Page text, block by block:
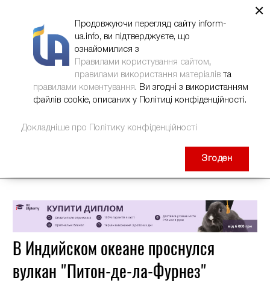
В Индийском океане проснулся
вулкан "Питон-де-ла-Фурнез"
×
Продовжуючи перегляд сайту inform-
ua.info, ви підтверджуєте, що
ознайомилися з
Правилами користування сайтом,
правилами використання матеріалів та
правилами коментування. Ви згодні з використанням
файлів cookie, описаних у Політиці конфіденційності.
Докладніше про Політику конфіденційності
Згоден